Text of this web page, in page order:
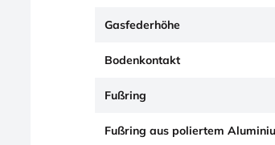
Gasfederhöhe
Bodenkontakt
Fußring
Fußring aus poliertem